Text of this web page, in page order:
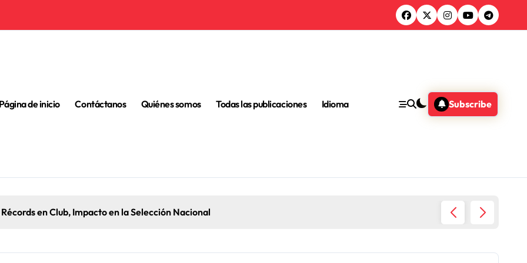
Página de inicio Contáctanos Quiénes somos Todas las publicaciones Idioma Subscribe
Vida temprana, Carrera en clubes, Debut internacional